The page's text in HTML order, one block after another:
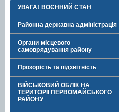
УВАГА! ВОЄННИЙ СТАН
Районна державна адміністрація
Органи місцевого
самоврядування району
Прозорість та підзвітність
ВІЙСЬКОВИЙ ОБЛІК НА
ТЕРИТОРІЇ ПЕРВОМАЙСЬКОГО
РАЙОНУ